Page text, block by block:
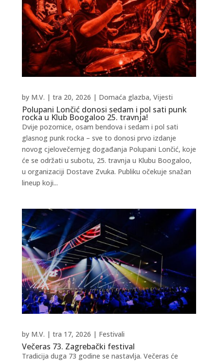
Polupani Lončić donosi sedam i pol sati punk
rocka u Klub Boogaloo 25. travnja!
by M.V. | tra 20, 2026 | Domaća glazba, Vijesti
Dvije pozornice, osam bendova i sedam i pol sati
glasnog punk rocka – sve to donosi prvo izdanje
novog cjelovečernjeg događanja Polupani Lončić, koje
će se održati u subotu, 25. travnja u Klubu Boogaloo,
u organizaciji Dostave Zvuka. Publiku očekuje snažan
lineup koji...
Večeras 73. Zagrebački festival
by M.V. | tra 17, 2026 | Festivali
Tradicija duga 73 godine se nastavlja. Večeras će